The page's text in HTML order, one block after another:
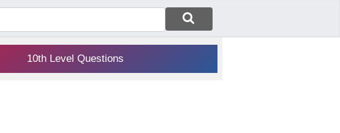
10th Level Questions